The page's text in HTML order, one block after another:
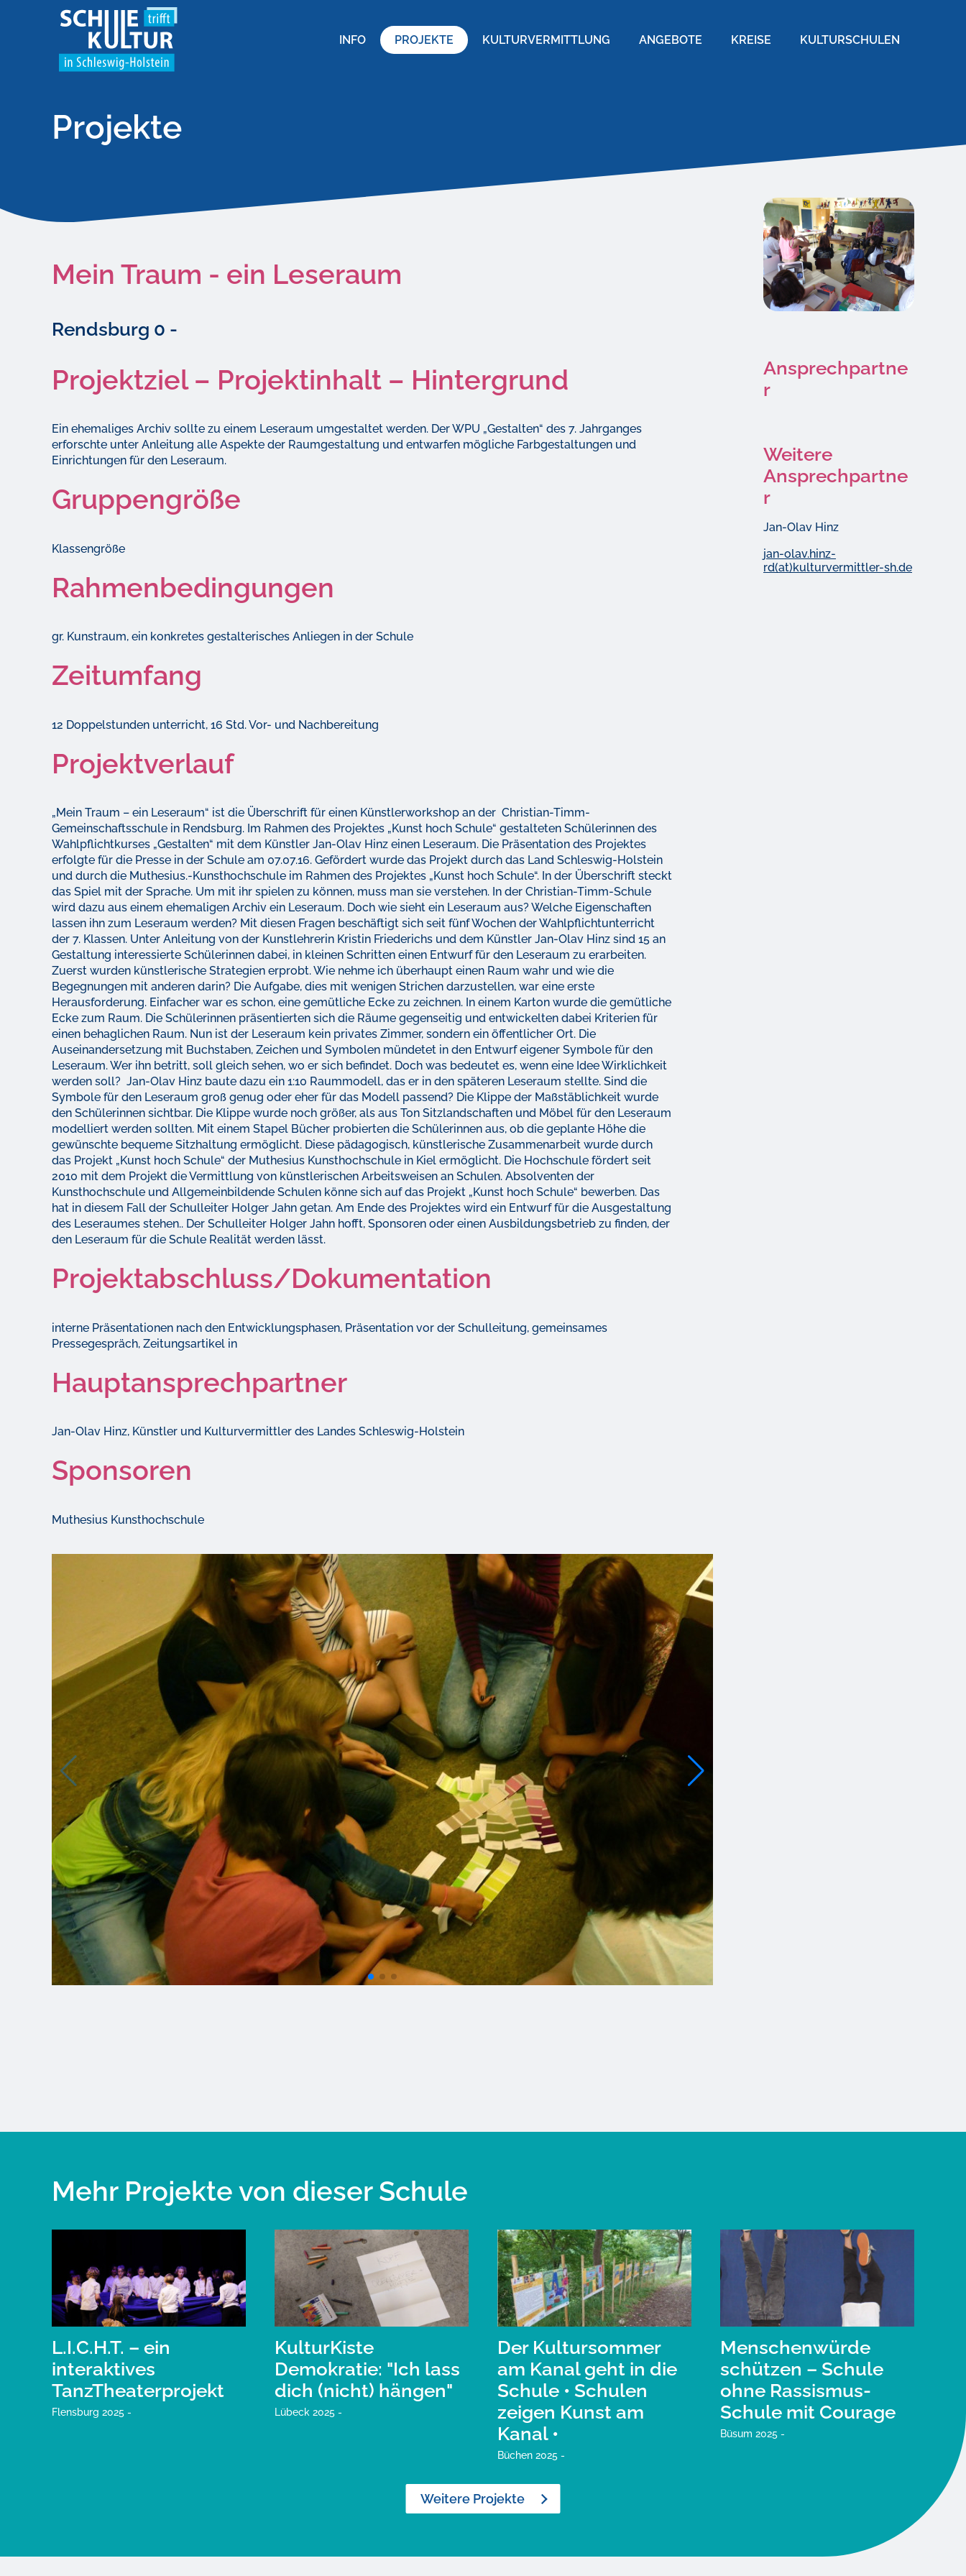
INFO PROJEKTE KULTURVERMITTLUNG ANGEBOTE KREISE KULTURSCHULEN
Projekte
Mein Traum - ein Leseraum
Rendsburg 0 -
Projektziel – Projektinhalt – Hintergrund
Ein ehemaliges Archiv sollte zu einem Leseraum umgestaltet werden. Der WPU „Gestalten“ des 7. Jahrganges
erforschte unter Anleitung alle Aspekte der Raumgestaltung und entwarfen mögliche Farbgestaltungen und
Einrichtungen für den Leseraum.
Gruppengröße
Klassengröße
Rahmenbedingungen
gr. Kunstraum, ein konkretes gestalterisches Anliegen in der Schule
Zeitumfang
12 Doppelstunden unterricht, 16 Std. Vor- und Nachbereitung
Projektverlauf
„Mein Traum – ein Leseraum“ ist die Überschrift für einen Künstlerworkshop an der Christian-Timm-
Gemeinschaftsschule in Rendsburg. Im Rahmen des Projektes „Kunst hoch Schule“ gestalteten Schülerinnen des
Wahlpflichtkurses „Gestalten“ mit dem Künstler Jan-Olav Hinz einen Leseraum. Die Präsentation des Projektes
erfolgte für die Presse in der Schule am 07.07.16. Gefördert wurde das Projekt durch das Land Schleswig-Holstein
und durch die Muthesius.-Kunsthochschule im Rahmen des Projektes „Kunst hoch Schule“. In der Überschrift steckt
das Spiel mit der Sprache. Um mit ihr spielen zu können, muss man sie verstehen. In der Christian-Timm-Schule
wird dazu aus einem ehemaligen Archiv ein Leseraum. Doch wie sieht ein Leseraum aus? Welche Eigenschaften
lassen ihn zum Leseraum werden? Mit diesen Fragen beschäftigt sich seit fünf Wochen der Wahlpflichtunterricht
der 7. Klassen. Unter Anleitung von der Kunstlehrerin Kristin Friederichs und dem Künstler Jan-Olav Hinz sind 15 an
Gestaltung interessierte Schülerinnen dabei, in kleinen Schritten einen Entwurf für den Leseraum zu erarbeiten.
Zuerst wurden künstlerische Strategien erprobt. Wie nehme ich überhaupt einen Raum wahr und wie die
Begegnungen mit anderen darin? Die Aufgabe, dies mit wenigen Strichen darzustellen, war eine erste
Herausforderung. Einfacher war es schon, eine gemütliche Ecke zu zeichnen. In einem Karton wurde die gemütliche
Ecke zum Raum. Die Schülerinnen präsentierten sich die Räume gegenseitig und entwickelten dabei Kriterien für
einen behaglichen Raum. Nun ist der Leseraum kein privates Zimmer, sondern ein öffentlicher Ort. Die
Auseinandersetzung mit Buchstaben, Zeichen und Symbolen mündetet in den Entwurf eigener Symbole für den
Leseraum. Wer ihn betritt, soll gleich sehen, wo er sich befindet. Doch was bedeutet es, wenn eine Idee Wirklichkeit
werden soll? Jan-Olav Hinz baute dazu ein 1:10 Raummodell, das er in den späteren Leseraum stellte. Sind die
Symbole für den Leseraum groß genug oder eher für das Modell passend? Die Klippe der Maßstäblichkeit wurde
den Schülerinnen sichtbar. Die Klippe wurde noch größer, als aus Ton Sitzlandschaften und Möbel für den Leseraum
modelliert werden sollten. Mit einem Stapel Bücher probierten die Schülerinnen aus, ob die geplante Höhe die
gewünschte bequeme Sitzhaltung ermöglicht. Diese pädagogisch, künstlerische Zusammenarbeit wurde durch
das Projekt „Kunst hoch Schule“ der Muthesius Kunsthochschule in Kiel ermöglicht. Die Hochschule fördert seit
2010 mit dem Projekt die Vermittlung von künstlerischen Arbeitsweisen an Schulen. Absolventen der
Kunsthochschule und Allgemeinbildende Schulen könne sich auf das Projekt „Kunst hoch Schule“ bewerben. Das
hat in diesem Fall der Schulleiter Holger Jahn getan. Am Ende des Projektes wird ein Entwurf für die Ausgestaltung
des Leseraumes stehen.. Der Schulleiter Holger Jahn hofft, Sponsoren oder einen Ausbildungsbetrieb zu finden, der
den Leseraum für die Schule Realität werden lässt.
Projektabschluss/Dokumentation
interne Präsentationen nach den Entwicklungsphasen, Präsentation vor der Schulleitung, gemeinsames
Pressegespräch, Zeitungsartikel in
Hauptansprechpartner
Jan-Olav Hinz, Künstler und Kulturvermittler des Landes Schleswig-Holstein
Sponsoren
Muthesius Kunsthochschule
Ansprechpartne
r
Weitere
Ansprechpartne
r
Jan-Olav Hinz
jan-olav.hinz-
rd(at)kulturvermittler-sh.de
Mehr Projekte von dieser Schule
L.I.C.H.T. – ein
interaktives
TanzTheaterprojekt
Flensburg 2025 -
KulturKiste
Demokratie: "Ich lass
dich (nicht) hängen"
Lübeck 2025 -
Der Kultursommer
am Kanal geht in die
Schule • Schulen
zeigen Kunst am
Kanal •
Büchen 2025 -
Menschenwürde
schützen – Schule
ohne Rassismus-
Schule mit Courage
Büsum 2025 -
Weitere Projekte